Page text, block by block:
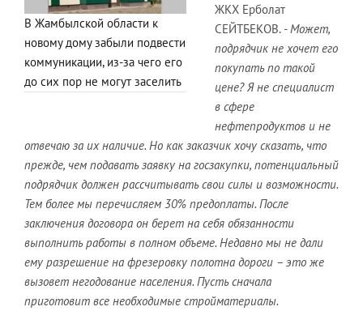
В Жамбылской области к
новому дому забыли подвести
коммуникации, из-за чего его
до сих пор не могут заселить
ЖКХ Ерболат
СЕЙТБЕКОВ. - Может,
подрядчик не хочет его
покупать по такой
цене? Я не специалист
в сфере
нефтепродуктов и не
отвечаю за их наличие. Но как заказчик хочу сказать, что
прежде, чем подавать заявку на госзакупки, потенциальный
подрядчик должен рассчитывать свои силы и возможности.
Тем более мы перечисляем 30% предоплаты. После
заключения договора он берет на себя обязанности
выполнить работы в полном объеме. Недавно мы не дали
ему разрешение на фрезеровку полотна дороги – это же
вызовет негодование населения. Пусть сначала
приготовит все необходимые стройматериалы.